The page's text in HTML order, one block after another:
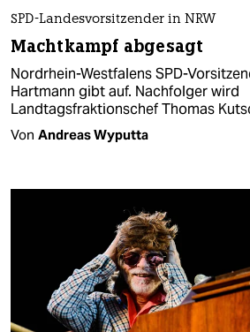
SPD-Landesvorsitzender in NRW
Machtkampf abgesagt
Nordrhein-Westfalens SPD-
Hartmann gibt auf. Nachfolger wird
Landtagsfraktionschef Thomas
Von Andreas Wyputta